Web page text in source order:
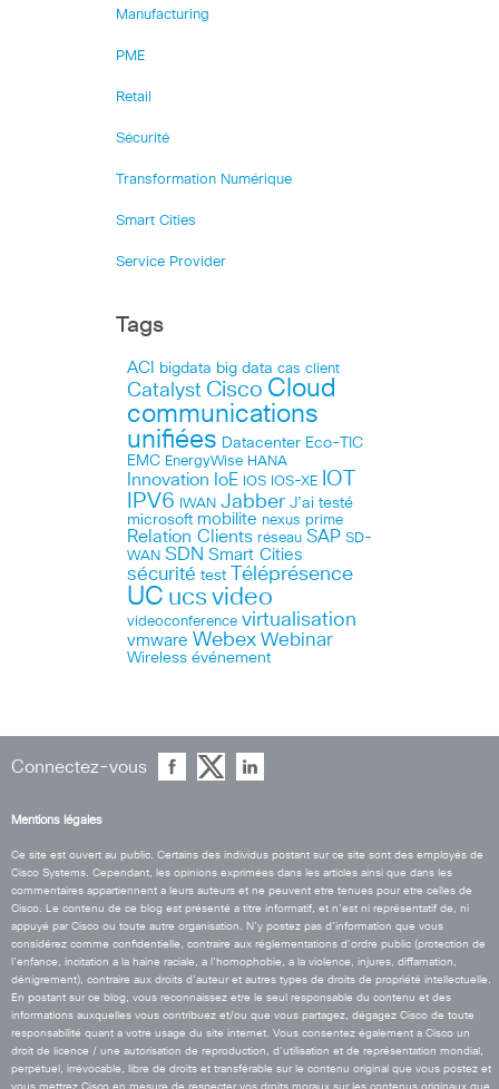
Manufacturing
PME
Retail
Sécurité
Transformation Numérique
Smart Cities
Service Provider
Tags
ACI bigdata big data cas client
Catalyst Cisco Cloud
communications
unifiées Datacenter Eco-TIC
EMC EnergyWise HANA
Innovation IoE IOS IOS-XE IOT
IPV6 IWAN Jabber J’ai testé
microsoft mobilite nexus prime
Relation Clients réseau SAP SD-
WAN SDN Smart Cities
sécurité test Téléprésence
UC ucs video
videoconference virtualisation
vmware Webex Webinar
Wireless événement
Connectez-vous
Mentions légales
Ce site est ouvert au public. Certains des individus postant sur ce site sont des employés de
Cisco Systems. Cependant, les opinions exprimées dans les articles ainsi que dans les
commentaires appartiennent a leurs auteurs et ne peuvent etre tenues pour etre celles de
Cisco. Le contenu de ce blog est présenté a titre informatif, et n’est ni représentatif de, ni
appuyé par Cisco ou toute autre organisation. N’y postez pas d’information que vous
considérez comme confidentielle, contraire aux réglementations d’ordre public (protection de
l’enfance, incitation a la haine raciale, a l’homophobie, a la violence, injures, diffamation,
dénigrement), contraire aux droits d’auteur et autres types de droits de propriété intellectuelle.
En postant sur ce blog, vous reconnaissez etre le seul responsable du contenu et des
informations auxquelles vous contribuez et/ou que vous partagez, dégagez Cisco de toute
responsabilité quant a votre usage du site internet. Vous consentez également a Cisco un
droit de licence / une autorisation de reproduction, d’utilisation et de représentation mondial,
perpétuel, irrévocable, libre de droits et transférable sur le contenu original que vous postez et
vous mettrez Cisco en mesure de respecter vos droits moraux sur les contenus originaux que